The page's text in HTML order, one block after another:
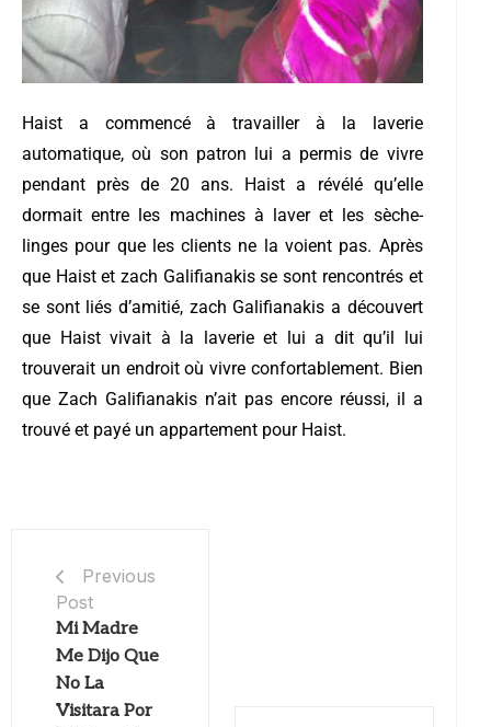
Haist a commencé à travailler à la laverie
automatique, où son patron lui a permis de vivre
pendant près de 20 ans. Haist a révélé qu’elle
dormait entre les machines à laver et les sèche-
linges pour que les clients ne la voient pas. Après
que Haist et zach Galifianakis se sont rencontrés et
se sont liés d’amitié, zach Galifianakis a découvert
que Haist vivait à la laverie et lui a dit qu’il lui
trouverait un endroit où vivre confortablement. Bien
que Zach Galifianakis n’ait pas encore réussi, il a
trouvé et payé un appartement pour Haist.
Previous
Post
Mi Madre
Me Dijo Que
No La
Visitara Por